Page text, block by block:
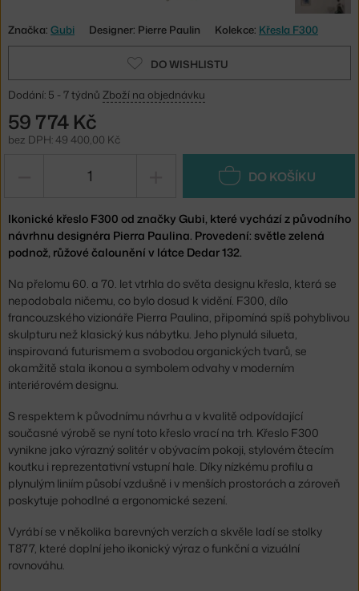
Značka: Gubi Designer: Pierre Paulin Kolekce: Křesla F300
DO WISHLISTU
Dodání: 5 - 7 týdnů Zboží na objednávku
59 774 Kč
bez DPH: 49 400,00 Kč
DO KOŠÍKU
Ikonické křeslo F300 od značky Gubi, které vychází z původního
návrhnu designéra Pierra Paulina. Provedení: světle zelená
podnož, růžové čalounění v látce Dedar 132.
Na přelomu 60. a 70. let vtrhla do světa designu křesla, která se
nepodobala ničemu, co bylo dosud k vidění. F300, dílo
francouzského vizionáře Pierra Paulina, připomíná spíš pohyblivou
skulpturu než klasický kus nábytku. Jeho plynulá silueta,
inspirovaná futurismem a svobodou organických tvarů, se
okamžitě stala ikonou a symbolem odvahy v moderním
interiérovém designu.
S respektem k původnímu návrhu a v kvalitě odpovídající
současné výrobě se nyní toto křeslo vrací na trh. Křeslo F300
vynikne jako výrazný solitér v obývacím pokoji, stylovém čtecím
koutku i reprezentativní vstupní hale. Díky nízkému profilu a
plynulým liniím působí vzdušně i v menších prostorách a zároveň
poskytuje pohodlné a ergonomické sezení.
Vyrábí se v několika barevných verzích a skvěle ladí se stolky
T877, které doplní jeho ikonický výraz o funkční a vizuální
rovnováhu.